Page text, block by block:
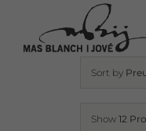
content
Sort by
Show 12